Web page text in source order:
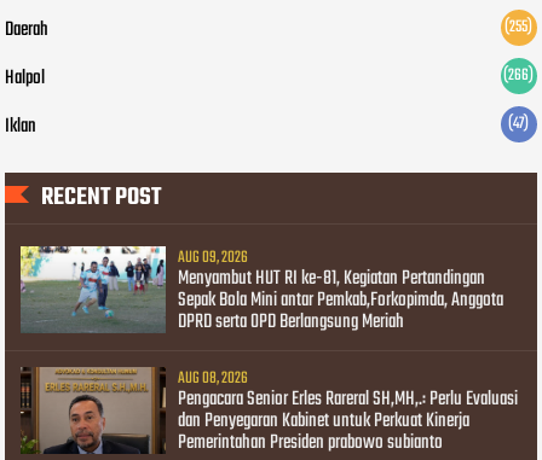
Daerah (255)
Halpol (266)
Iklan (47)
RECENT POST
AUG 09, 2026
Menyambut HUT RI ke-81, Kegiatan Pertandingan
Sepak Bola Mini antar Pemkab,Forkopimda, Anggota
DPRD serta OPD Berlangsung Meriah
AUG 08, 2026
Pengacara Senior Erles Rareral SH,MH,.: Perlu Evaluasi
dan Penyegaran Kabinet untuk Perkuat Kinerja
Pemerintahan Presiden prabowo subianto